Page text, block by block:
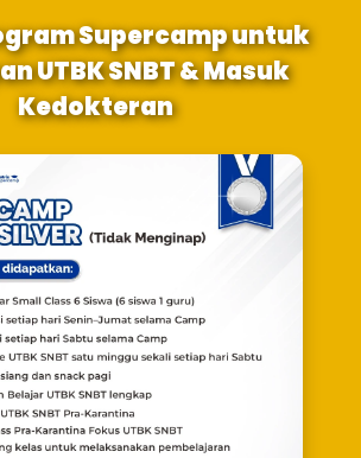
Supercamp untuk
UTBK SNBT & Masuk
Kedokteran